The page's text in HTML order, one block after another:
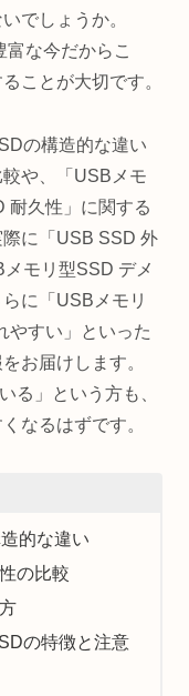
でしょうか。
な今だからこ
ことが大切です。
の構造的な違い
や、「USBメモ
耐久性」に関する
に「USB SSD 外
モリ型SSD デメ
に「USBメモリ
やすい」といった
お届けします。
る」という方も、
なるはずです。
的な違い
の比較
の特徴と注意